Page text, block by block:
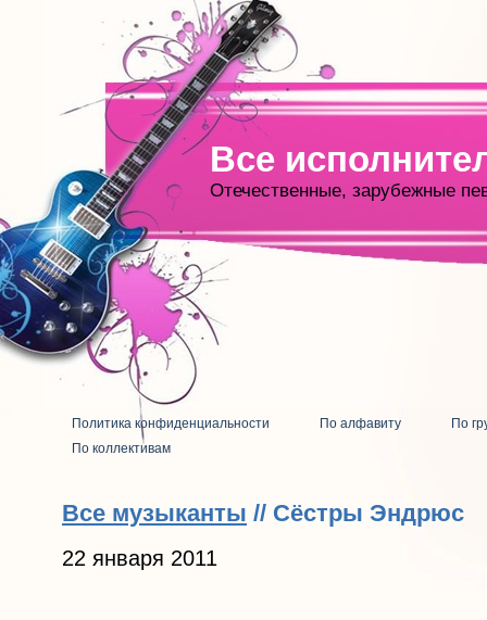
Все
Отечественные, зарубежные
Политика конфиденциальности По алфавиту
По
По коллективам
Все музыканты // Сёстры Эндрюс
22 января 2011